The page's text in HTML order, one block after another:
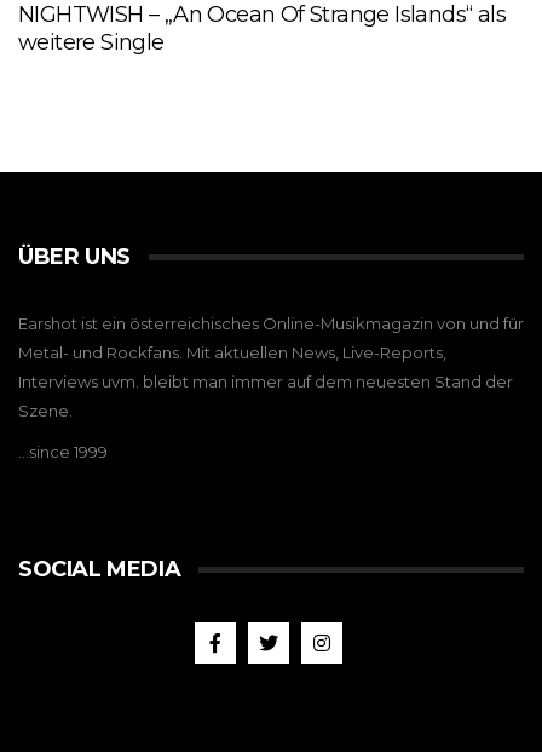
NIGHTWISH – „An Ocean Of Strange Islands“ als
weitere Single
ÜBER UNS
Earshot ist ein österreichisches Online-Musikmagazin von und für
Metal- und Rockfans. Mit aktuellen News, Live-Reports,
Interviews uvm. bleibt man immer auf dem neuesten Stand der
Szene.
…since 1999
SOCIAL MEDIA